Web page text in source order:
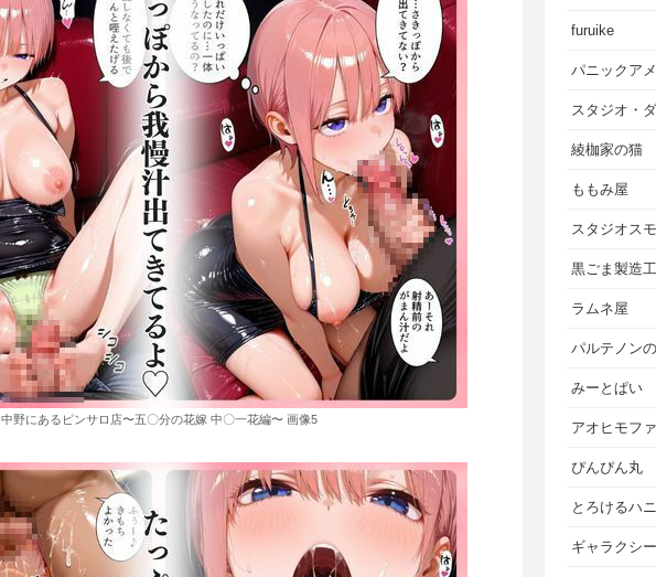
中野にあるピンサロ店〜五〇分の花嫁 中〇一花編〜 画像5
furuike
パニックア
スタジオ・
綾枷家の猫
ももみ屋
スタジオス
黒ごま製造
ラムネ屋
パルテノン
みーとぱい
アオヒモフ
ぴんぴん丸
とろけるハ
ギャラクシ